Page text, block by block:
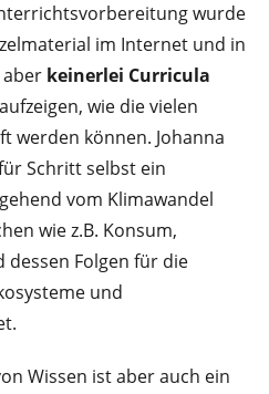
wurde
im Internet und in
aber keinerlei Curricula
wie die vielen
werden können. Johanna
Schritt selbst ein
vom Klimawandel
wie z.B. Konsum,
Folgen für die
und
Wissen ist aber auch ein